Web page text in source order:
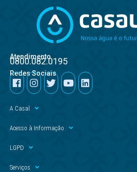
Atendimento
0800.082.0195
Redes Sociais
A Casal
Acesso à Informação
LGPD
Serviços